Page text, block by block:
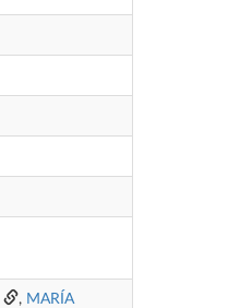
, MARÍA